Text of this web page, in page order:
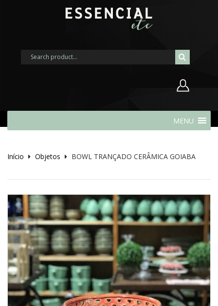
Lembrar-me
Lost Password
Cadastrar Conta
MENU
Início Objetos BOWL TRANÇADO CERÂMICA GOIABA